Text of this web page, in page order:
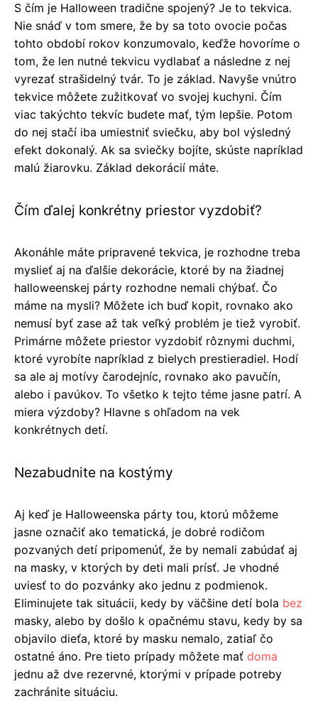
S čím je Halloween tradične spojený? Je to tekvica.
Nie snáď v tom smere, že by sa toto ovocie počas
tohto období rokov konzumovalo, keďže hovoríme o
tom, že len nutné tekvicu vydlabať a následne z nej
vyrezať strašidelný tvár. To je základ. Navyše vnútro
tekvice môžete zužitkovať vo svojej kuchyni. Čím
viac takýchto tekvíc budete mať, tým lepšie. Potom
do nej stačí iba umiestniť sviečku, aby bol výsledný
efekt dokonalý. Ak sa sviečky bojíte, skúste napríklad
malú žiarovku. Základ dekorácií máte.
Čím ďalej konkrétny priestor vyzdobiť?
Akonáhle máte pripravené tekvica, je rozhodne treba
myslieť aj na ďalšie dekorácie, ktoré by na žiadnej
halloweenskej párty rozhodne nemali chýbať. Čo
máme na mysli? Môžete ich buď kopit, rovnako ako
nemusí byť zase až tak veľký problém je tiež vyrobiť.
Primárne môžete priestor vyzdobiť rôznymi duchmi,
ktoré vyrobíte napríklad z bielych prestieradiel. Hodí
sa ale aj motívy čarodejníc, rovnako ako pavučín,
alebo i pavúkov. To všetko k tejto téme jasne patrí. A
miera výzdoby? Hlavne s ohľadom na vek
konkrétnych detí.
Nezabudnite na kostýmy
Aj keď je Halloweenska párty tou, ktorú môžeme
jasne označiť ako tematická, je dobré rodičom
pozvaných detí pripomenúť, že by nemali zabúdať aj
na masky, v ktorých by deti mali prísť. Je vhodné
uviesť to do pozvánky ako jednu z podmienok.
Eliminujete tak situácii, kedy by väčšine detí bola bez
masky, alebo by došlo k opačnému stavu, kedy by sa
objavilo dieťa, ktoré by masku nemalo, zatiaľ čo
ostatné áno. Pre tieto prípady môžete mať doma
jednu až dve rezervné, ktorými v prípade potreby
zachránite situáciu.